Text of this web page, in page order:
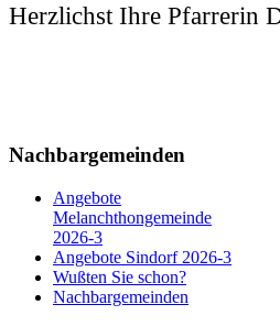
Herzlichst Ihre Pfarrerin
Nachbargemeinden
Angebote
Melanchthongemeinde
2026-3
Angebote Sindorf 2026-3
Wußten Sie schon?
Nachbargemeinden